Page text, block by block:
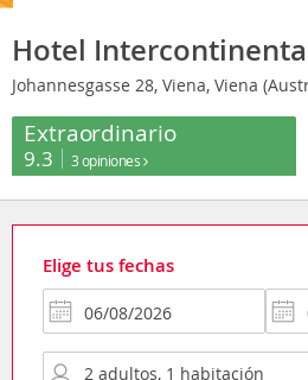
Hotel
Johannesgasse 28, Viena, Viena
Extraordinario
9.3 3 opiniones
Elige tus fechas